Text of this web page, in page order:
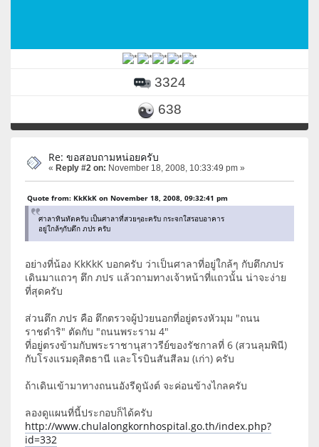
3324
638
Re: ขอสอบถามหน่อยครับ
« Reply #2 on: November 18, 2008, 10:33:49 pm »
Quote from: KkKkK on November 18, 2008, 09:32:41 pm
ศาลาทินทัตครับ เป็นศาลาที่สวยๆอะครับ กระจกใสรอบอาคาร
อยู่ใกล้ๆกับตึก ภปร ครับ
อย่างที่น้อง KkKkK บอกครับ ว่าเป็นศาลาที่อยู่ใกล้ๆ กับตึกภปร
เดินมาแถวๆ ตึก ภปร แล้วถามทางเจ้าหน้าที่แถวนั้น น่าจะง่าย
ที่สุดครับ
ส่วนตึก ภปร คือ ตึกตรวจผู้ป่วยนอกที่อยู่ตรงหัวมุม "ถนน
ราชดำริ" ตัดกับ "ถนนพระราม 4"
ที่อยู่ตรงข้ามกับพระราชานุสาวรีย์ของรัชกาลที่ 6 (สวนลุมพินี)
กับโรงแรมดุสิตธานี และโรบินสันสีลม (เก่า) ครับ
ถ้าเดินเข้ามาทางถนนอังรีดูนังต์ จะค่อนข้างไกลครับ
ลองดูแผนที่นี้ประกอบก็ได้ครับ
http://www.chulalongkornhospital.go.th/index.php?
id=332